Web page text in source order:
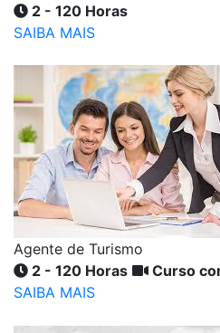
2 - 120 Horas
SAIBA MAIS
Agente de Turismo
2 - 120 Horas
Curso
SAIBA MAIS